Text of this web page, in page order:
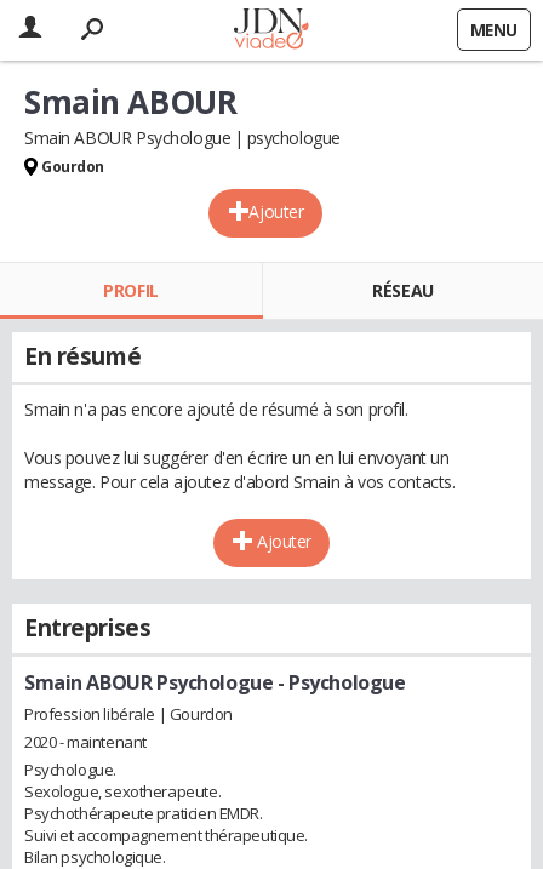
MENU
Ajouter
Smain ABOUR
Smain ABOUR Psychologue psychologue
Gourdon
PROFIL RÉSEAU
En résumé
Smain n'a pas encore ajouté de résumé à son profil.
Vous pouvez lui suggérer d'en écrire un en lui envoyant un
message. Pour cela ajoutez d'abord Smain à vos contacts.
Ajouter
Entreprises
Smain ABOUR Psychologue - Psychologue
Profession libérale | Gourdon
2020 - maintenant
Psychologue.
Sexologue, sexotherapeute.
Psychothérapeute praticien EMDR.
Suivi et accompagnement thérapeutique.
Bilan psychologique.